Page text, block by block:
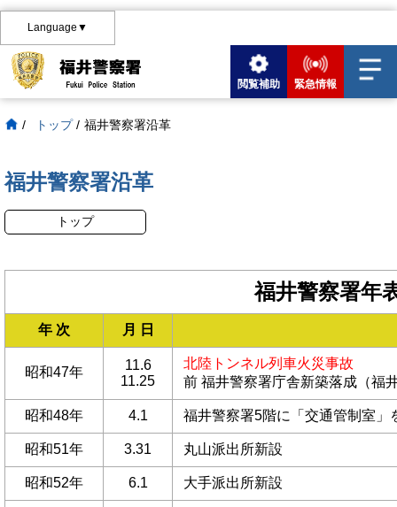
Language▼
閲覧補助 緊急情報
/ トップ/ 福井警察署沿革
福井警察署沿革
トップ
福井警察署年
年 次 月 日
昭和47年
11.6
11.25
北陸トンネル列車火災事故
前 福井警察署庁舎新築落成（福
昭和48年 4.1 福井警察署5階に「交通管制室」
昭和51年 3.31 丸山派出所新設
昭和52年 6.1 大手派出所新設